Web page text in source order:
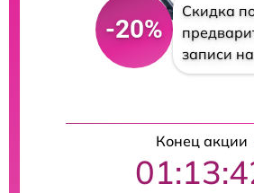
-20%
Скидка
записи
Конец акции